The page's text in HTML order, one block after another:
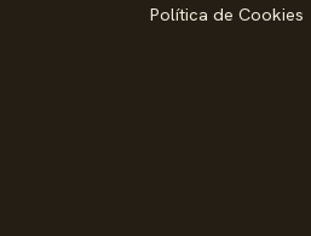
Política de Cookies